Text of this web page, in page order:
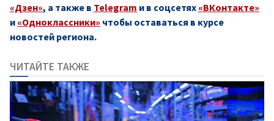
«Дзен», а также в Telegram и в соцсетях «ВКонтакте»
и «Одноклассники» чтобы оставаться в курсе
новостей региона.
ЧИТАЙТЕ ТАКЖЕ